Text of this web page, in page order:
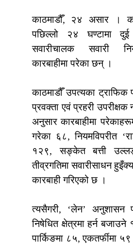
काठमाडौँ, २४ असार ।
पछिल्लो २४ घण्टामा
सवारीचालक सवारी
कारबाहीमा परेका छन् ।
काठमाडौँ उपत्यका ट्राफिक
प्रवक्ता एवं प्रहरी
अनुसार कारबाहीमा
गरेका ६८, नियमविपरीत
१२९, सङ्केत बत्ती
तीव्रगतिमा सवारीसाधन
कारबाही गरिएको छ ।
त्यसैगरी, ‘लेन’ अनुशासन
निषेधित क्षेत्रमा हर्न
पार्किङमा ८५, एकतर्फीमा